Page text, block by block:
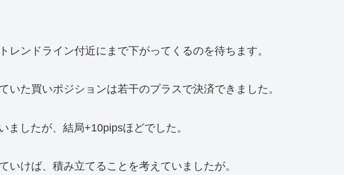
レンドライン付近にまで下がってくるのを待ちます。
いた買いポジションは若干のプラスで決済できました。
ましたが、結局+10pipsほどでした。
いけば、積み立てることを考えていましたが。